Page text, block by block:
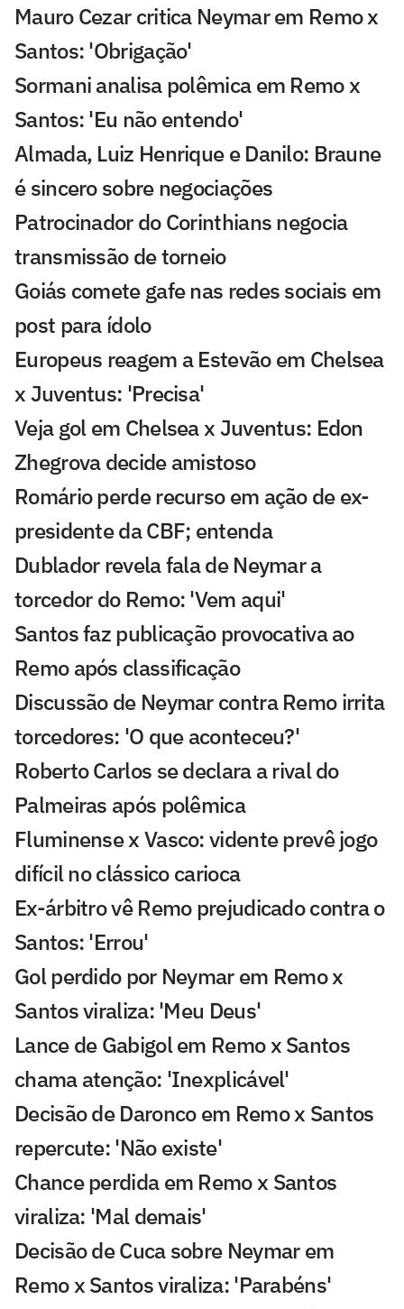
Mauro Cezar critica Neymar em Remo x
Santos: 'Obrigação'
Sormani analisa polêmica em Remo x
Santos: 'Eu não entendo'
Almada, Luiz Henrique e Danilo: Braune
é sincero sobre negociações
Patrocinador do Corinthians negocia
transmissão de torneio
Goiás comete gafe nas redes sociais em
post para ídolo
Europeus reagem a Estevão em Chelsea
x Juventus: 'Precisa'
Veja gol em Chelsea x Juventus: Edon
Zhegrova decide amistoso
Romário perde recurso em ação de ex-
presidente da CBF; entenda
Dublador revela fala de Neymar a
torcedor do Remo: 'Vem aqui'
Santos faz publicação provocativa ao
Remo após classificação
Discussão de Neymar contra Remo irrita
torcedores: 'O que aconteceu?'
Roberto Carlos se declara a rival do
Palmeiras após polêmica
Fluminense x Vasco: vidente prevê jogo
difícil no clássico carioca
Ex-árbitro vê Remo prejudicado contra o
Santos: 'Errou'
Gol perdido por Neymar em Remo x
Santos viraliza: 'Meu Deus'
Lance de Gabigol em Remo x Santos
chama atenção: 'Inexplicável'
Decisão de Daronco em Remo x Santos
repercute: 'Não existe'
Chance perdida em Remo x Santos
viraliza: 'Mal demais'
Decisão de Cuca sobre Neymar em
Remo x Santos viraliza: 'Parabéns'